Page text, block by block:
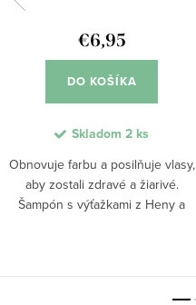
€6,95
DO KOŠÍKA
Skladom 2 ks
Obnovuje farbu a posilňuje vlasy,
aby zostali zdravé a žiarivé.
Šampón s výťažkami z Heny a